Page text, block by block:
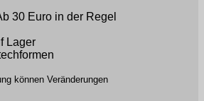
30 Euro in der Regel
Lager
können Veränderungen